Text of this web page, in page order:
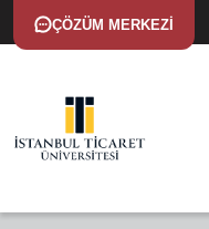
ÇÖZÜM MERKEZI